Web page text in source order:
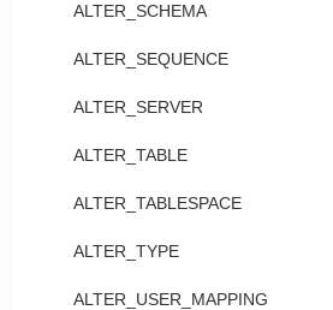
ALTER_SCHEMA
ALTER_SEQUENCE
ALTER_SERVER
ALTER_TABLE
ALTER_TABLESPACE
ALTER_TYPE
ALTER_USER_MAPPING